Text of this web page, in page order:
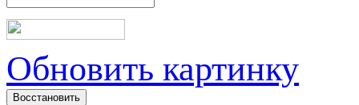
Обновить картинку